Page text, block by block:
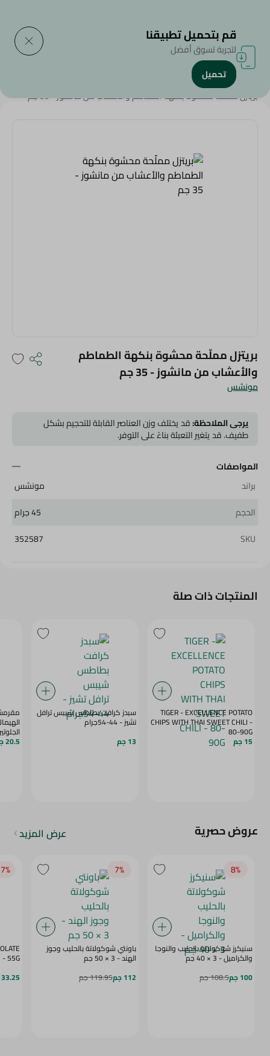
الرئيسية/سناكس وحلويات
بريتزل مملّحة محشوة بنكهة الطماطم والأعشاب من مانشوز - 35 جم
مونشس
بريتزل مملّحة محشوة بنكهة الطماطم
والأعشاب من مانشوز - 35 جم
يرجى الملاحظة:قد يختلف وزن العناصر القابلة للتحجيم بشكل
طفيف. قد يتغير التعبئة بناءً على التوفر.
المواصفات
براند
مونشس
الحجم
45 جرام
SKU
352587
المنتجات ذات صلة
TIGER - EXCELLENCE POTATO
CHIPS WITH THAI SWEET CHILI -
80-90G
15 جم
سبدز كرافت بطاطس شيبس ترافل
تشيز - 44-54جرام
13 جم
20.5 جم
عروض حصرية عرض المزيد
8‎%‎
سنيكرز شوكولاتة بالحليب والنوجا
والكراميل - 3 × 40 جم
100 جم
108.5 جم
7‎%‎
باونتي شوكولاتة بالحليب وجوز
الهند - 3 × 50 جم
112 جم
119.95 جم
BERRY - 55G
33.25 جم
قم بتحميل تطبيقنا
لتجربة تسوق أفضل
تحميل